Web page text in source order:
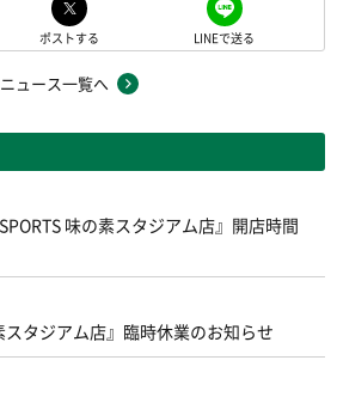
ポストする LINEで送る
ニュース一覧へ
味の素スタジアム店』開店時間
スタジアム店』臨時休業のお知らせ